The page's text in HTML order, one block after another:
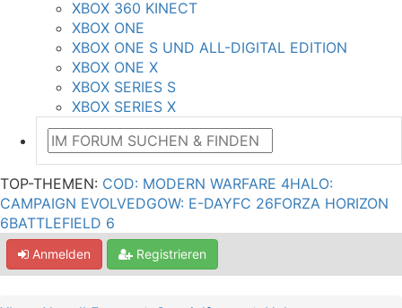
XBOX 360 KINECT
XBOX ONE
XBOX ONE S UND ALL-DIGITAL EDITION
XBOX ONE X
XBOX SERIES S
XBOX SERIES X
TOP-THEMEN: COD: MODERN WARFARE 4HALO:
CAMPAIGN EVOLVEDGOW: E-DAYFC 26FORZA HORIZON
6BATTLEFIELD 6
Anmelden Registrieren